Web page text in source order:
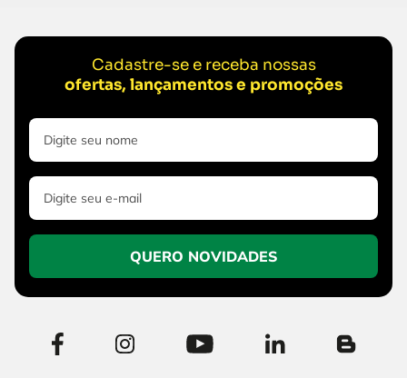
Cadastre-se e receba nossas
ofertas, lançamentos e promoções
QUERO NOVIDADES